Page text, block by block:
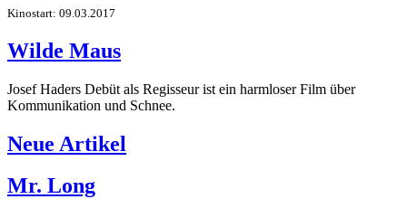
Kinostart: 09.03.2017
Wilde Maus
Josef Haders Debüt als Regisseur ist ein harmloser Film über
Kommunikation und Schnee.
Neue Artikel
Mr. Long